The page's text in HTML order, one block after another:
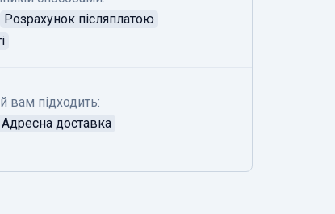
Розрахунок післяплатою
вам підходить:
Адресна доставка